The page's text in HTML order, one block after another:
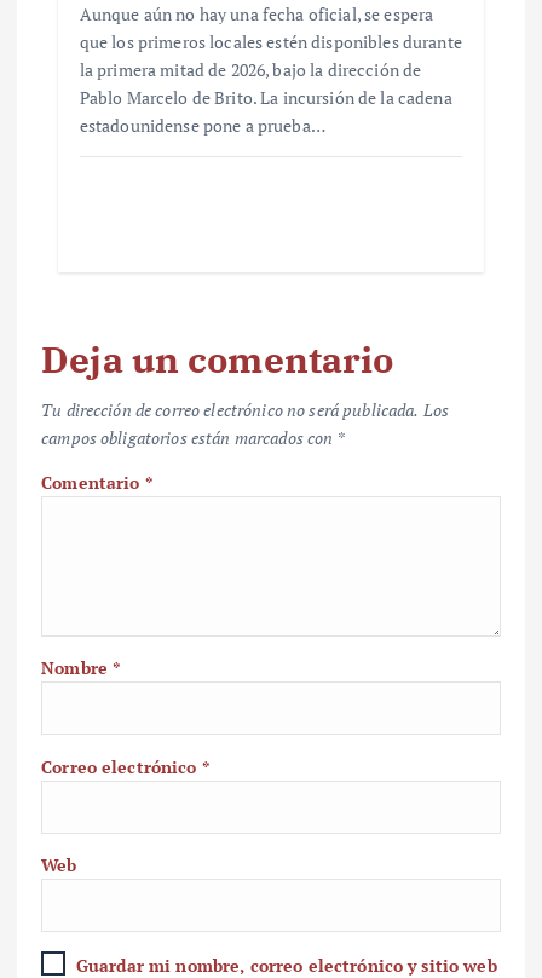
Aunque aún no hay una fecha oficial, se espera
que los primeros locales estén disponibles durante
la primera mitad de 2026, bajo la dirección de
Pablo Marcelo de Brito. La incursión de la cadena
estadounidense pone a prueba…
Deja un comentario
Tu dirección de correo electrónico no será publicada. Los
campos obligatorios están marcados con *
Comentario *
Nombre*
Correo electrónico *
Web
Guardar mi nombre, correo electrónico y sitio web